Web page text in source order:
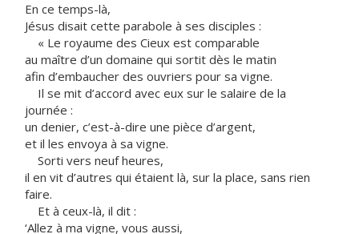
En ce temps-là,
Jésus disait cette parabole à ses disciples :
« Le royaume des Cieux est comparable
au maître d’un domaine qui sortit dès le matin
afin d’embaucher des ouvriers pour sa vigne.
Il se mit d’accord avec eux sur le salaire de la
journée :
un denier, c’est-à-dire une pièce d’argent,
et il les envoya à sa vigne.
Sorti vers neuf heures,
il en vit d’autres qui étaient là, sur la place, sans rien
faire.
Et à ceux-là, il dit :
‘Allez à ma vigne, vous aussi,